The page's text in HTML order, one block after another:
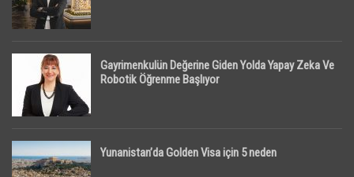
Gayrimenkulün Değerine Giden Yolda Yapay Zeka Ve
Robotik Öğrenme Başlıyor
Yunanistan’da Golden Visa için 5 neden